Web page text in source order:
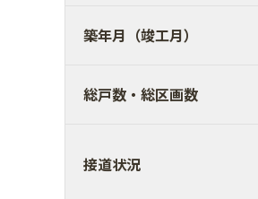
築年月（竣工月）
総戸数・総区画数
接道状況